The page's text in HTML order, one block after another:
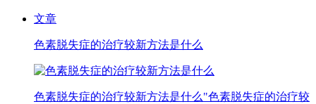
文章
色素脱失症的治疗较新方法是什么
色素脱失症的治疗较新方法是什么"色素脱失症的治疗较